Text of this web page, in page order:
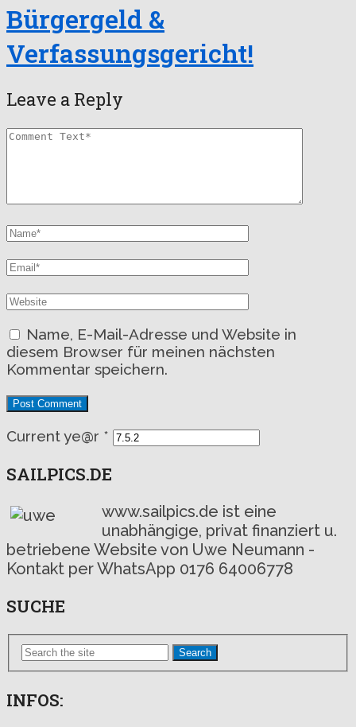
Bürgergeld &
Verfassungsgericht!
Leave a Reply
Name, E-Mail-Adresse und Website in
diesem Browser für meinen nächsten
Kommentar speichern.
Current ye@r *
SAILPICS.DE
www.sailpics.de ist eine
unabhängige, privat finanziert u.
betriebene Website von Uwe Neumann -
Kontakt per WhatsApp 0176 64006778
SUCHE
Search
INFOS: